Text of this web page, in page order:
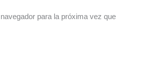
para la próxima vez que